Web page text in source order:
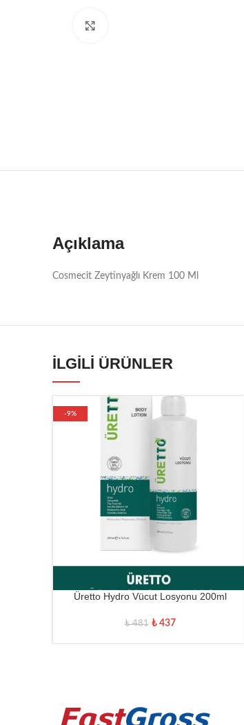
Açıklama
Cosmecit Zeytinyağlı Krem 100 Ml
İLGILI ÜRÜNLER
-9%
Üretto Hydro Vücut Losyonu 200ml
₺481 ₺437